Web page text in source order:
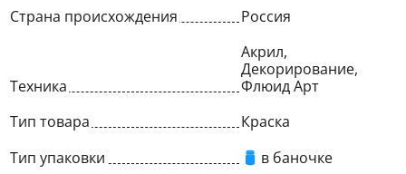
Страна происхождения
Россия
Техника
Акрил,
Декорирование,
Флюид Арт
Тип товара
Краска
Тип упаковки
в баночке